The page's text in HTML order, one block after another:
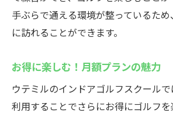
手ぶらで通える環境が整っているた
に訪れることができます。
お得に楽しむ！月額プランの魅力
ウテミルのインドアゴルフスクール
利用することでさらにお得にゴルフ